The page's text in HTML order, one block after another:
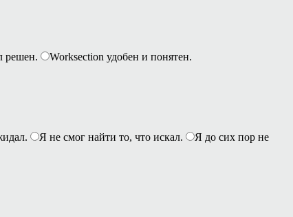
решен. Worksection удобен и понятен.
Я не смог найти то, что искал.
Я до сих пор не